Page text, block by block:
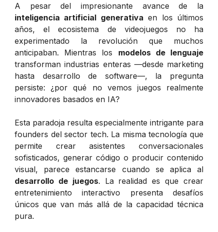
A pesar del impresionante avance de la
inteligencia artificial generativa en los últimos
años, el ecosistema de videojuegos no ha
experimentado la revolución que muchos
anticipaban. Mientras los modelos de lenguaje
transforman industrias enteras —desde marketing
hasta desarrollo de software—, la pregunta
persiste: ¿por qué no vemos juegos realmente
innovadores basados en IA?
Esta paradoja resulta especialmente intrigante para
founders del sector tech. La misma tecnología que
permite crear asistentes conversacionales
sofisticados, generar código o producir contenido
visual, parece estancarse cuando se aplica al
desarrollo de juegos. La realidad es que crear
entretenimiento interactivo presenta desafíos
únicos que van más allá de la capacidad técnica
pura.